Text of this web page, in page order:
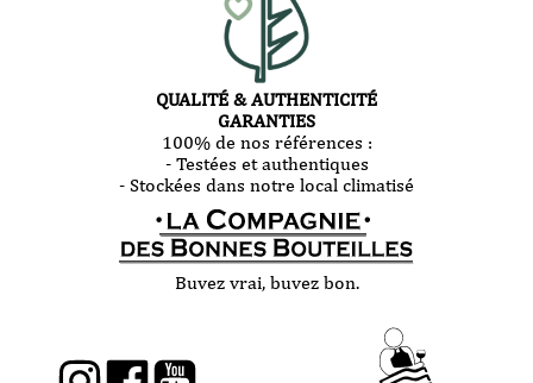
QUALITÉ & AUTHENTICITÉ
GARANTIES
100% de nos références :
- Testées et authentiques
- Stockées dans notre local climatisé
Buvez vrai, buvez bon.